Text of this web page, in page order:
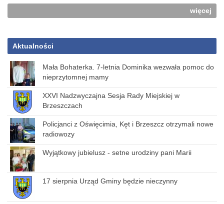
więcej
Aktualności
Mała Bohaterka. 7-letnia Dominika wezwała pomoc do
nieprzytomnej mamy
XXVI Nadzwyczajna Sesja Rady Miejskiej w
Brzeszczach
Policjanci z Oświęcimia, Kęt i Brzeszcz otrzymali nowe
radiowozy
Wyjątkowy jubielusz - setne urodziny pani Marii
17 sierpnia Urząd Gminy będzie nieczynny